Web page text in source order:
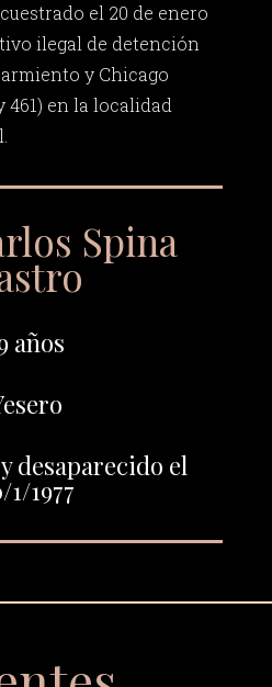
el 20 de enero
ilegal de detención
y Chicago
461) en la localidad
Spina
años
desaparecido el
1/1977